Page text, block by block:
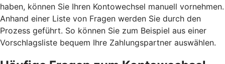
haben, können Sie Ihren Kontowechsel manuell vornehmen.
Anhand einer Liste von Fragen werden Sie durch den
Prozess geführt. So können Sie zum Beispiel aus einer
Vorschlagsliste bequem Ihre Zahlungspartner auswählen.